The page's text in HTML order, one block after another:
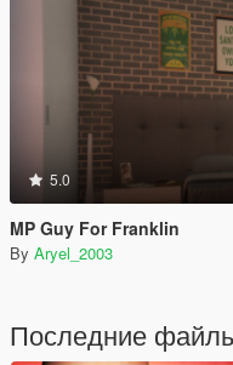
5.0
MP Guy For Franklin
By Aryel_2003
Последние